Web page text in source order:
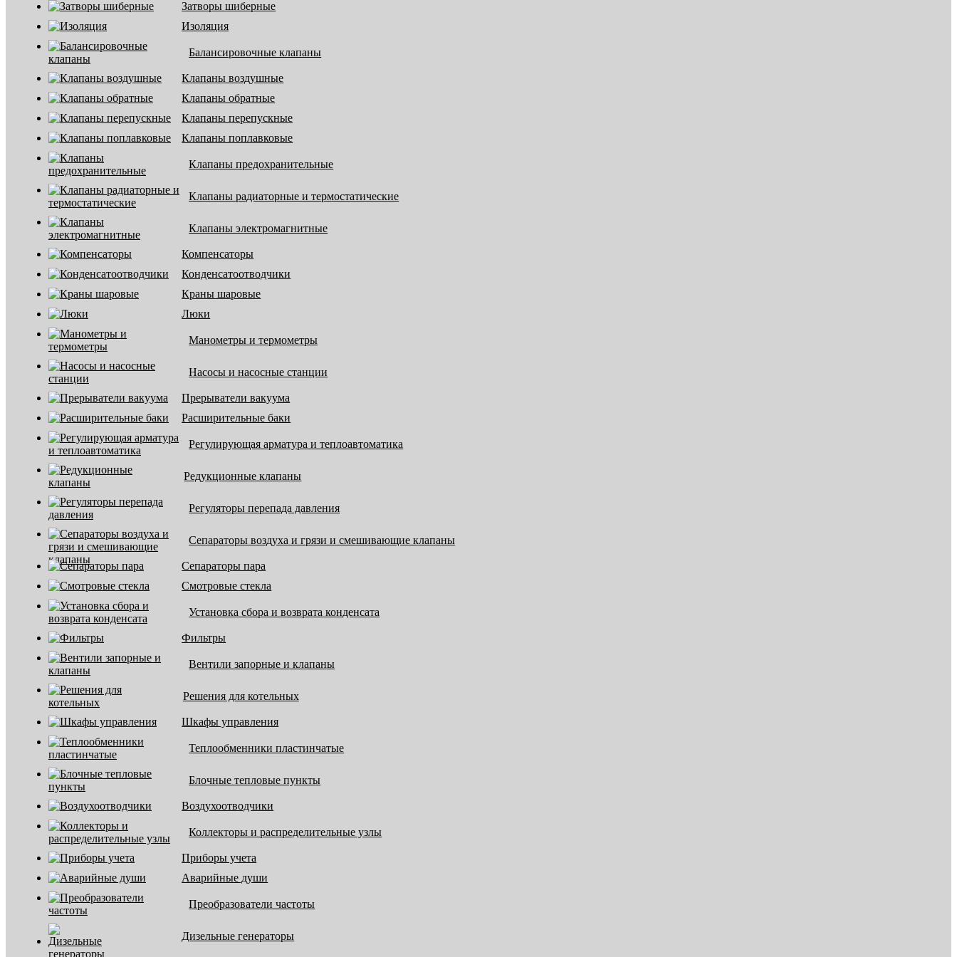
Затворы шиберные
Изоляция
Балансировочные клапаны
Клапаны воздушные
Клапаны обратные
Клапаны перепускные
Клапаны поплавковые
Клапаны предохранительные
Клапаны радиаторные и термостатические
Клапаны электромагнитные
Компенсаторы
Конденсатоотводчики
Краны шаровые
Люки
Манометры и термометры
Насосы и насосные станции
Прерыватели вакуума
Расширительные баки
Регулирующая арматура и теплоавтоматика
Редукционные клапаны
Регуляторы перепада давления
Сепараторы воздуха и грязи и смешивающие клапаны
Сепараторы пара
Смотровые стекла
Установка сбора и возврата конденсата
Фильтры
Вентили запорные и клапаны
Решения для котельных
Шкафы управления
Теплообменники пластинчатые
Блочные тепловые пункты
Воздухоотводчики
Коллекторы и распределительные узлы
Приборы учета
Аварийные души
Преобразователи частоты
Дизельные генераторы